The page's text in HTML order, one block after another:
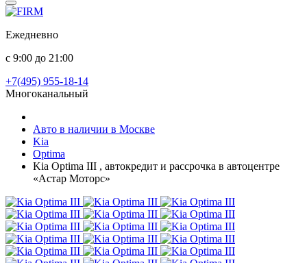
Ежедневно
с 9:00 до 21:00
+7(495) 955-18-14
Многоканальный
Авто в наличии в Москве
Kia
Optima
Kia Optima III , автокредит и рассрочка в автоцентре
«Астар Моторс»